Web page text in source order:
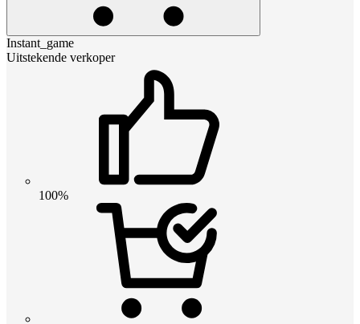
Instant_game
Uitstekende verkoper
100%